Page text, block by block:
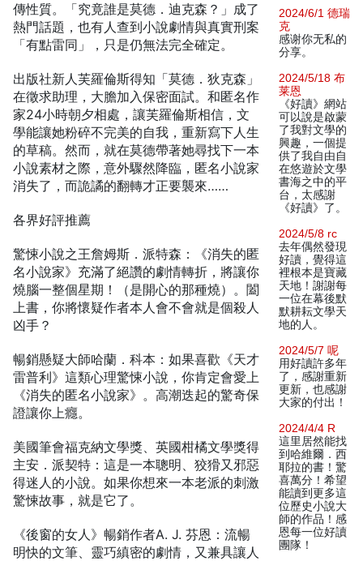
傳性質。「究竟誰是莫德．迪克森？」成了
熱門話題，也有人查到小說劇情與真實刑案
「有點雷同」，只是仍無法完全確定。
出版社新人芙羅倫斯得知「莫德．狄克森」
在徵求助理，大膽加入保密面試。和匿名作
家24小時朝夕相處，讓芙羅倫斯相信，文
學能讓她粉碎不完美的自我，重新寫下人生
的草稿。然而，就在莫德帶著她尋找下一本
小說素材之際，意外驟然降臨，匿名小說家
消失了，而詭譎的翻轉才正要襲來……
各界好評推薦
驚悚小說之王詹姆斯．派特森：《消失的匿
名小說家》充滿了絕讚的劇情轉折，將讓你
燒腦一整個星期！（是開心的那種燒）。闔
上書，你將懷疑作者本人會不會就是個殺人
凶手？
暢銷懸疑大師哈蘭．科本：如果喜歡《天才
雷普利》這類心理驚悚小說，你肯定會愛上
《消失的匿名小說家》。高潮迭起的驚奇保
證讓你上癮。
美國筆會福克納文學獎、英國柑橘文學獎得
主安．派契特：這是一本聰明、狡猾又邪惡
得迷人的小說。如果你想來一本老派的刺激
驚悚故事，就是它了。
《後窗的女人》暢銷作者A. J. 芬恩：流暢
明快的文筆、靈巧縝密的劇情，又兼具讓人
2024/6/1 德瑞
克
感谢你无私的
分享。
2024/5/18 布
莱恩
《好讀》網站
可以說是啟蒙
了我對文學的
興趣，一個提
供了我自由自
在悠遊於文學
書海之中的平
台，太感謝
《好讀》了。
2024/5/8 rc
去年偶然發現
好讀，覺得這
裡根本是寶藏
天地！謝謝每
一位在幕後默
默耕耘文學天
地的人。
2024/5/7 呢
用好讀許多年
了，感謝重新
更新，也感謝
大家的付出！
2024/4/4 R
這里居然能找
到哈維爾．西
耶拉的書！驚
喜萬分！希望
能讀到更多這
位歷史小說大
師的作品！感
恩每一位好讀
團隊！